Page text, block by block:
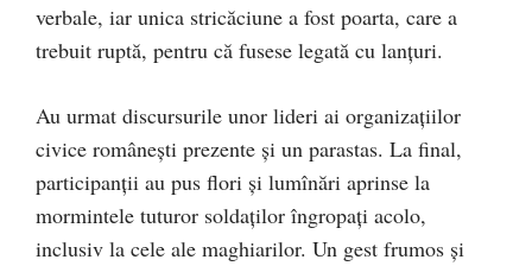
verbale, iar unica stricăciune a fost poarta, care a
trebuit ruptă, pentru că fusese legată cu lanțuri.
Au urmat discursurile unor lideri ai organizațiilor
civice românești prezente și un parastas. La final,
participanții au pus flori și lumînări aprinse la
mormintele tuturor soldaților îngropați acolo,
inclusiv la cele ale maghiarilor. Un gest frumos și